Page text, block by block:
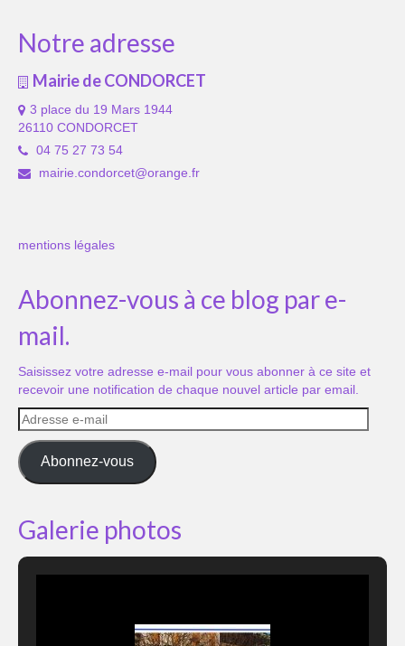
Notre adresse
Mairie de CONDORCET
3 place du 19 Mars 1944
26110 CONDORCET
04 75 27 73 54
mairie.condorcet@orange.fr
mentions légales
Abonnez-vous à ce blog par e-
mail.
Saisissez votre adresse e-mail pour vous abonner à ce site et
recevoir une notification de chaque nouvel article par email.
Adresse
e-
mail
Abonnez-vous
Galerie photos